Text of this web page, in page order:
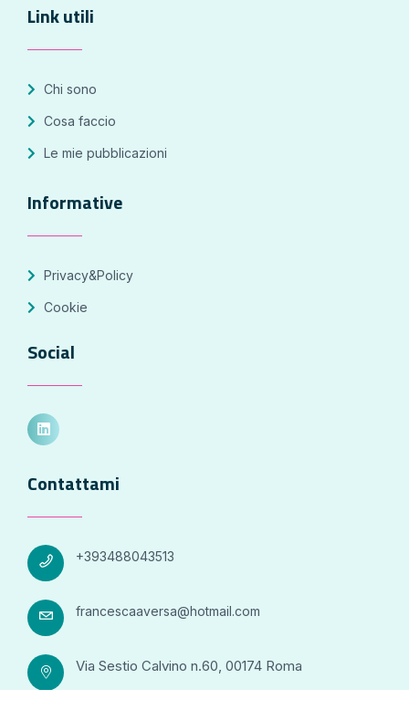
Link utili
Chi sono
Cosa faccio
Le mie pubblicazioni
Informative
Privacy&Policy
Cookie
Social
Contattami
+393488043513
francescaaversa@hotmail.com
Via Sestio Calvino n.60, 00174 Roma